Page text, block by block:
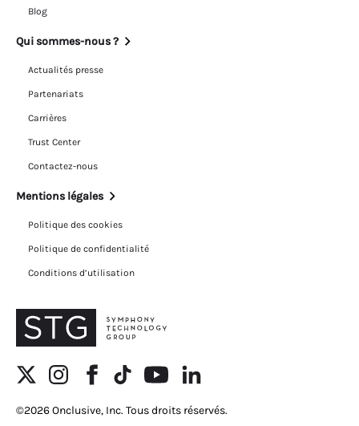
Blog
Qui sommes-nous ?
Actualités presse
Partenariats
Carrières
Trust Center
Contactez-nous
Mentions légales
Politique des cookies
Politique de confidentialité
Conditions d’utilisation
©2026 Onclusive, Inc. Tous droits réservés.